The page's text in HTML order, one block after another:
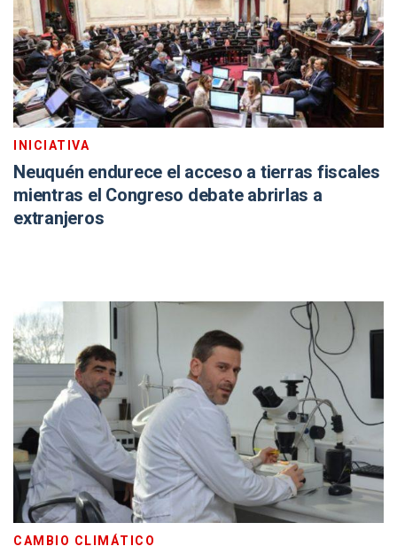
INICIATIVA
Neuquén endurece el acceso a tierras fiscales
mientras el Congreso debate abrirlas a
extranjeros
CAMBIO CLIMÁTICO